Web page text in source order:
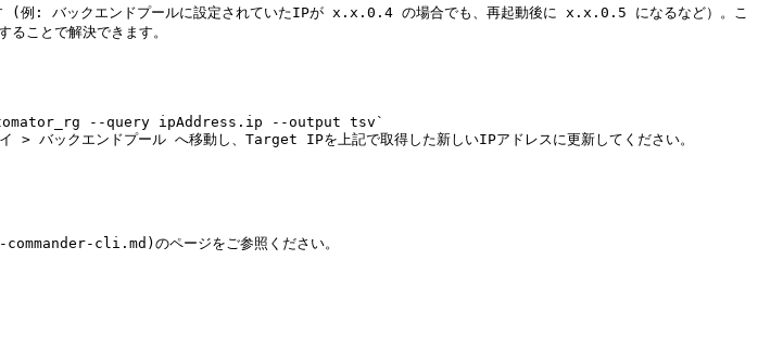
す (例: バックエンドプールに設定されていたIPが x.x.0.4 の場合でも、再起動後に x.x.0.5 になるなど）。こ
ことで解決できます。
バックエンドプール へ移動し、Target IPを上記で取得した新しいIPアドレスに更新してください。
cli.md)のページをご参照ください。